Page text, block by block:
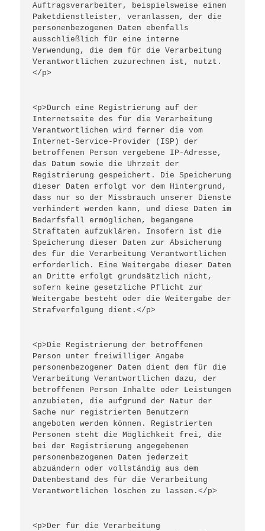
Auftragsverarbeiter, beispielsweise einen
Paketdienstleister, veranlassen, der die
personenbezogenen Daten ebenfalls
ausschließlich für eine interne
Verwendung, die dem für die Verarbeitung
Verantwortlichen zuzurechnen ist, nutzt.
</p>
<p>Durch eine Registrierung auf der
Internetseite des für die Verarbeitung
Verantwortlichen wird ferner die vom
Internet-Service-Provider (ISP) der
betroffenen Person vergebene IP-Adresse,
das Datum sowie die Uhrzeit der
Registrierung gespeichert. Die Speicherung
dieser Daten erfolgt vor dem Hintergrund,
dass nur so der Missbrauch unserer Dienste
verhindert werden kann, und diese Daten im
Bedarfsfall ermöglichen, begangene
Straftaten aufzuklären. Insofern ist die
Speicherung dieser Daten zur Absicherung
des für die Verarbeitung Verantwortlichen
erforderlich. Eine Weitergabe dieser Daten
an Dritte erfolgt grundsätzlich nicht,
sofern keine gesetzliche Pflicht zur
Weitergabe besteht oder die Weitergabe der
Strafverfolgung dient.</p>
<p>Die Registrierung der betroffenen
Person unter freiwilliger Angabe
personenbezogener Daten dient dem für die
Verarbeitung Verantwortlichen dazu, der
betroffenen Person Inhalte oder Leistungen
anzubieten, die aufgrund der Natur der
Sache nur registrierten Benutzern
angeboten werden können. Registrierten
Personen steht die Möglichkeit frei, die
bei der Registrierung angegebenen
personenbezogenen Daten jederzeit
abzuändern oder vollständig aus dem
Datenbestand des für die Verarbeitung
Verantwortlichen löschen zu lassen.</p>
<p>Der für die Verarbeitung